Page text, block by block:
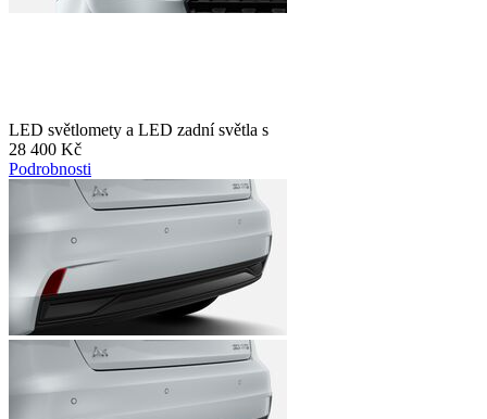
LED světlomety a LED zadní světla s
28 400 Kč
Podrobnosti